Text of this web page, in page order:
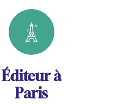
Éditeur à
Paris